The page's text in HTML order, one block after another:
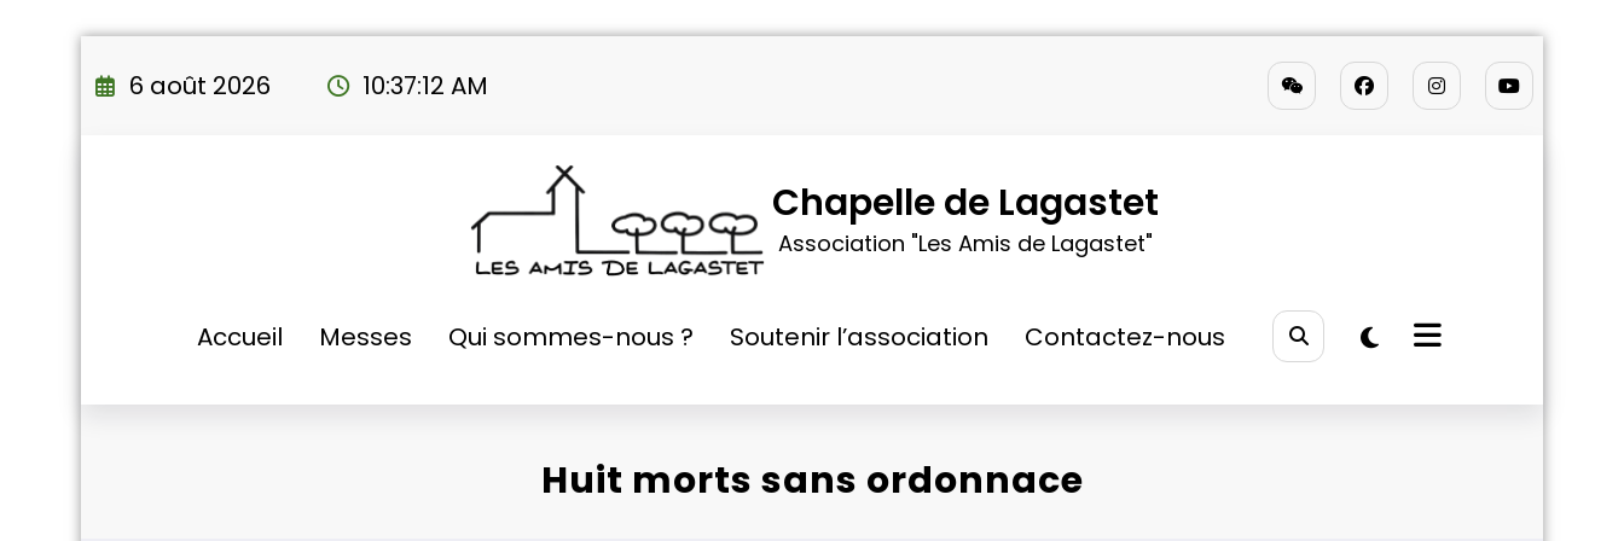
au
6 août 2026 10:37:13 AM
Chapelle de Lagastet
Association "Les Amis de Lagastet"
Accueil Messes Qui sommes-nous ? Soutenir l’association Contactez-nous
Huit morts sans ordonnace